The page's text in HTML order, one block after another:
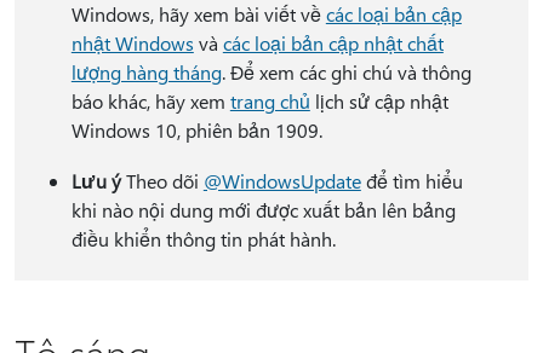
Windows, hãy xem bài viết vềcác loại bản cập
nhật Windows và các loại bản cập nhật chất
lượng hàng tháng. Để xem các ghi chú và thông
báo khác, hãy xem trang chủ lịch sử cập nhật
Windows 10, phiên bản 1909.
Lưu ýTheo dõi @WindowsUpdateđể tìm hiểu
khi nào nội dung mới được xuất bản lên bảng
điều khiển thông tin phát hành.